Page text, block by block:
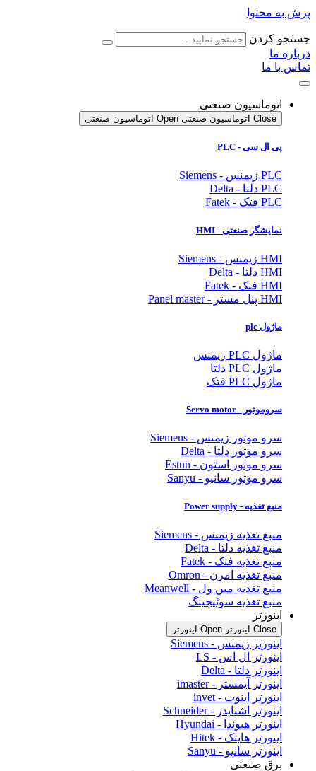
پرش به محتوا
جستجو کردن
درباره ما
تماس با ما
اتوماسیون صنعتی
Close اتوماسیون صنعتی Open اتوماسیون صنعتی
پی ال سی - PLC
PLC زیمنس - Siemens
PLC دلتا - Delta
PLC فتک - Fatek
نمایشگر صنعتی - HMI
HMI زیمنس - Siemens
HMI دلتا - Delta
HMI فتک - Fatek
HMI پنل مستر - Panel master
ماژول plc
ماژول PLC زیمنس
ماژول PLC دلتا
ماژول PLC فتک
سروموتور - Servo motor
سرو موتور زیمنس - Siemens
سرو موتور دلتا - Delta
سرو موتور استون - Estun
سرو موتور سانیو - Sanyu
منبع تغذیه - Power supply
منبع تغذیه زیمنس - Siemens
منبع تغذیه دلتا - Delta
منبع تغذیه فتک - Fatek
منبع تغذیه امرن - Omron
منبع تغذیه مین ول - Meanwell
منبع تغذیه سوئیچینگ
اینورتر
Close اینورتر Open اینورتر
اینورتر زیمنس - Siemens
اینورتر ال اس - LS
اینورتر دلتا - Delta
اینورتر آیمستر - imaster
اینورتر اینوت - invet
اینورتر اشنایدر - Schneider
اینورتر هیوندا - Hyundai
اینورتر هایتک - Hitek
اینورتر سانیو - Sanyu
برق صنعتی